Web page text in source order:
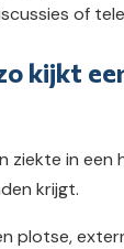
of
kijkt
ziekte in
krijgt.
plotse,